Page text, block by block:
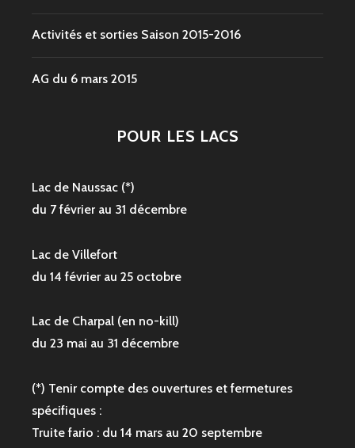
Activités et sorties Saison 2015-2016
AG du 6 mars 2015
POUR LES LACS
Lac de Naussac (*)
du 7 février au 31 décembre
Lac de Villefort
du 14 février au 25 octobre
Lac de Charpal (en no-kill)
du 23 mai au 31 décembre
(*) Tenir compte des ouvertures et fermetures
spécifiques :
Truite fario : du 14 mars au 20 septembre